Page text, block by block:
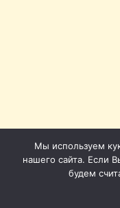
Мы используем
нашего сайта. Если
будем